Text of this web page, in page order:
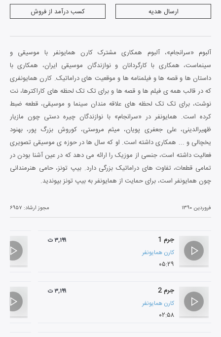
ارسال هدیه کسب درآمد از فروش
آلبوم «سرانجام»، آلبوم همکاری مشترک کارن همایونفر با موسیقی و
سینماست، همکاری با کارگردانان و نوازندگان موسیقی ایران، همکاری با
داستان ها و قصه ها و فیلمنامه ها و موقعیت های دراماتیک. کارن همایونفری
که در قالب همه ی فیلم ها و قصه ها و برای تک تک لحظه های کاراکترها، نت
نوشت، برای تک تک لحظه های علاقه مندان سینما و موسیقی، قطعه ضبط
کرده است. همایونفر در «سرانجام» با نوازندگان چیره دستی چون مازیار
ظهیرالدینی، علی جعفری پویان، میثم مروستی، کوروش بزرگ پور، بهنود
یخچالی و ... همکاری داشته است. او که سال ها در حوزه ی موسیقی تصویری
فعالیت داشته است، جنسی از موزیک را ارائه می دهد که در عین آشنا بودن در
تمامی قطعات، تفاوت های دراماتیک بزرگی دارد. بیپ تونز، حامی هنرمندانی
چون همایونفر است، برای حمایت از همایونفر به بیپ تونز بپوندید.
فروردین ۱۳۹۰ مجوز ارشاد: ۶۹۵۷
جرم 1
کارن همایونفر
۰۵:۲۹
۳,۱۹۹ ت
جرم 2
کارن همایونفر
۰۲:۵۸
۳,۱۹۹ ت